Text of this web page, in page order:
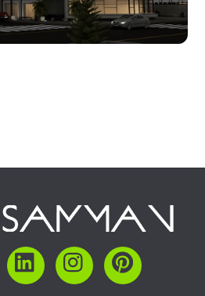
Back
Top
Skype LinkedIn Instagram